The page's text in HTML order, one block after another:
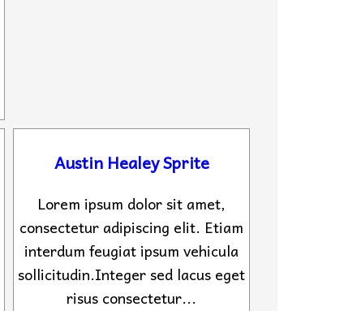
Austin Healey Sprite
Lorem ipsum dolor sit amet,
consectetur adipiscing elit. Etiam
interdum feugiat ipsum vehicula
sollicitudin.Integer sed lacus eget
risus consectetur...